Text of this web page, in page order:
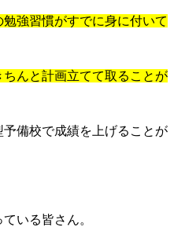
強習慣がすでに身に付いて
んと計画立てて取ることが
備校で成績を上げることが
いる皆さん。